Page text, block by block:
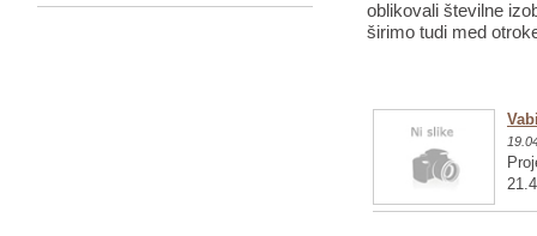
oblikovali številne
širimo tudi med